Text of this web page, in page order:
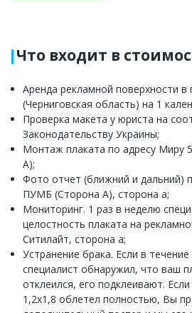
Что входит в
Аренда рекламной поверхности в
(Черниговская область) на 1
Проверка макета у юриста на
Законодательству Украины;
Монтаж плаката по адресу Миру
А);
Фото отчет (ближний и дальний)
ПУМБ (Сторона А), сторона а;
Мониторинг. 1 раз в неделю
целостность плаката на
Ситилайт, сторона а;
Устранение брака. Если в
специалист обнаружил, что ваш
отклеился, его подклеивают.
1,2х1,8 облетел полностью, Вы